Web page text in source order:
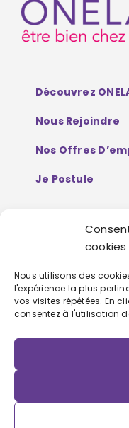
cookies
Nous utilisons des
l'expérience la plus
vos visites répétées. En
consentez à l'utilisation
Découvrez
Nous Rejoindre
Nos Offres
Je Postule
Mentions Légales
Politique De
Personnelles